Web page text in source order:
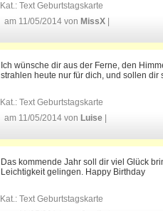
Kat.: Text Geburtstagskarte
am 11/05/2014 von MissX
Ich wünsche dir aus der Ferne, den
strahlen heute nur für dich, und sollen dir
Kat.: Text Geburtstagskarte
am 11/05/2014 von Luise
Das kommende Jahr soll dir viel Glück
Leichtigkeit gelingen. Happy Birthday
Kat.: Text Geburtstagskarte